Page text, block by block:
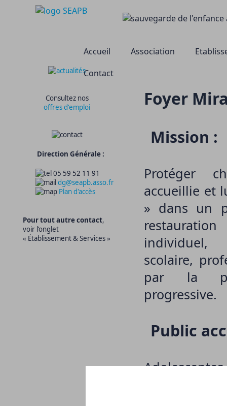
Accueil Association
Contact
Consultez nos
offres d'emploi
Direction Générale :
05 59 52 11 91
dg@seapb.asso.fr
Plan d'accès
Pour tout autre contact,
voir l’onglet
« Établissement & Services »
Foyer
Mission :
Protéger
accueillie et
» dans un
scolaire,
par la
progressive.
Public